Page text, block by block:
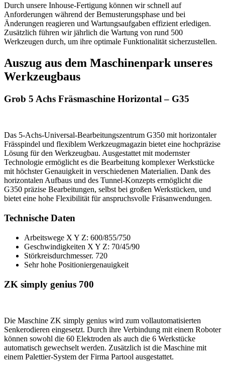
Durch unsere Inhouse-Fertigung können wir schnell auf
Anforderungen während der Bemusterungsphase und bei
Änderungen reagieren und Wartungsaufgaben effizient erledigen.
Zusätzlich führen wir jährlich die Wartung von rund 500
Werkzeugen durch, um ihre optimale Funktionalität sicherzustellen.
Auszug aus dem Maschinenpark unseres
Werkzeugbaus
Grob 5 Achs Fräsmaschine Horizontal – G35
Das 5-Achs-Universal-Bearbeitungszentrum G350 mit horizontaler
Frässpindel und flexiblem Werkzeugmagazin bietet eine hochpräzise
Lösung für den Werkzeugbau. Ausgestattet mit modernster
Technologie ermöglicht es die Bearbeitung komplexer Werkstücke
mit höchster Genauigkeit in verschiedenen Materialien. Dank des
horizontalen Aufbaus und des Tunnel-Konzepts ermöglicht die
G350 präzise Bearbeitungen, selbst bei großen Werkstücken, und
bietet eine hohe Flexibilität für anspruchsvolle Fräsanwendungen.
Technische Daten
Arbeitswege X Y Z: 600/855/750
Geschwindigkeiten X Y Z: 70/45/90
Störkreisdurchmesser. 720
Sehr hohe Positioniergenauigkeit
ZK simply genius 700
Die Maschine ZK simply genius wird zum vollautomatisierten
Senkerodieren eingesetzt. Durch ihre Verbindung mit einem Roboter
können sowohl die 60 Elektroden als auch die 6 Werkstücke
automatisch gewechselt werden. Zusätzlich ist die Maschine mit
einem Palettier-System der Firma Partool ausgestattet.